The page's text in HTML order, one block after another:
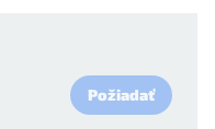
Požiadať